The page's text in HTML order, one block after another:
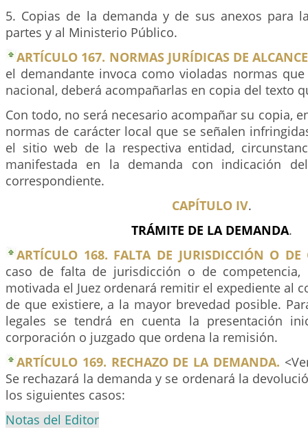
5. Copias de la demanda y de sus anexos para
partes y al Ministerio Público.
ARTÍCULO 167. NORMAS JURÍDICAS DE
el demandante invoca como violadas normas
nacional, deberá acompañarlas en copia del texto
Con todo, no será necesario acompañar su copia,
normas de carácter local que se señalen
el sitio web de la respectiva entidad,
manifestada en la demanda con indicación
correspondiente.
CAPÍTULO IV.
TRÁMITE DE LA DEMANDA.
ARTÍCULO 168. FALTA DE JURISDICCIÓN O DE
caso de falta de jurisdicción o de competencia,
motivada el Juez ordenará remitir el expediente al
de que existiere, a la mayor brevedad posible.
legales se tendrá en cuenta la presentación
corporación o juzgado que ordena la remisión.
ARTÍCULO 169. RECHAZO DE LA DEMANDA.
Se rechazará la demanda y se ordenará la
los siguientes casos:
Notas del Editor